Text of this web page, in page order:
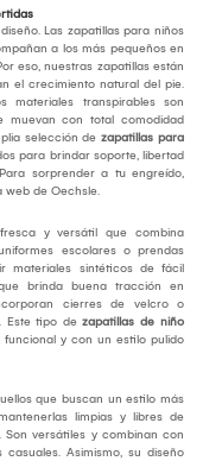
Las zapatillas para niños
a los más pequeños en
eso, nuestras zapatillas están
el crecimiento natural del pie.
materiales transpirables son
muevan con total comodidad
selección de zapatillas para
para brindar soporte, libertad
sorprender a tu engreído,
web de Oechsle.
y versátil que combina
escolares o prendas
materiales sintéticos de fácil
brinda buena tracción en
cierres de velcro o
Este tipo de zapatillas de niño
y con un estilo pulido
que buscan un estilo más
limpias y libres de
versátiles y combinan con
Asimismo, su diseño